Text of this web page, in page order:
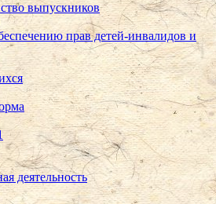
выпускников
прав детей-инвалидов и
деятельность